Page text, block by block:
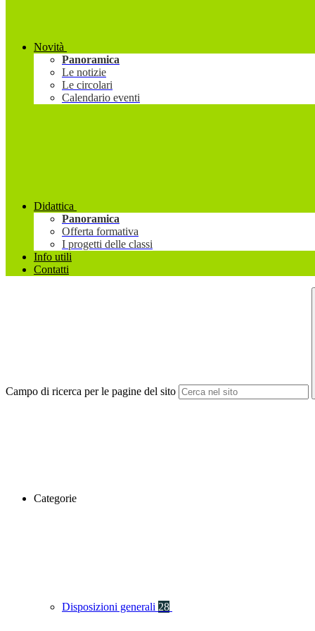
Novità
Panoramica
Le notizie
Le circolari
Calendario eventi
Didattica
Panoramica
Offerta formativa
I progetti delle classi
Info utili
Contatti
Campo di ricerca per le pagine del sito
Categorie
Disposizioni generali 28